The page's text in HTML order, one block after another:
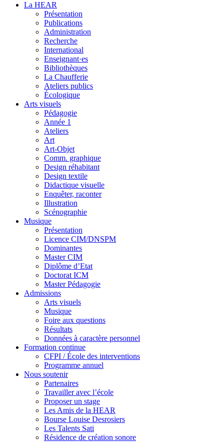
La HEAR
Présentation
Publications
Administration
Recherche
International
Enseignant·es
Bibliothèques
La Chaufferie
Ateliers publics
Écologique
Arts visuels
Pédagogie
Année 1
Ateliers
Art
Art-Objet
Comm. graphique
Design réhabitant
Design textile
Didactique visuelle
Enquêter, raconter
Illustration
Scénographie
Musique
Présentation
Licence CIM/DNSPM
Dominantes
Master CIM
Diplôme d’Etat
Doctorat ICM
Master Pédagogie
Admissions
Arts visuels
Musique
Foire aux questions
Résultats
Données à caractère personnel
Formation continue
CFPI / École des interventions
Programme annuel
Nous soutenir
Partenaires
Travailler avec l’école
Proposer un stage
Les Amis de la HEAR
Bourse Louise Desrosiers
Les Talents Sati
Résidence de création sonore